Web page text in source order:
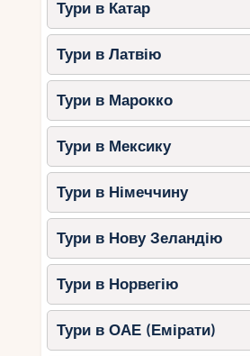
Тури в Катар
Тури в Латвію
Тури в Марокко
Тури в Мексику
Тури в Німеччину
Тури в Нову Зеландію
Тури в Норвегію
Тури в ОАЕ (Емірати)